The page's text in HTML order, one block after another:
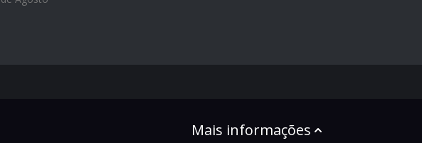
Mais informações